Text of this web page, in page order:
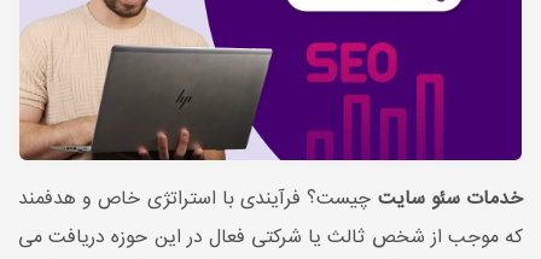
خدمات سئو سایت چیست؟ فرآیندی با استراتژی خاص و هدفمند
که موجب از شخص ثالث یا شرکتی فعال در این حوزه دریافت می